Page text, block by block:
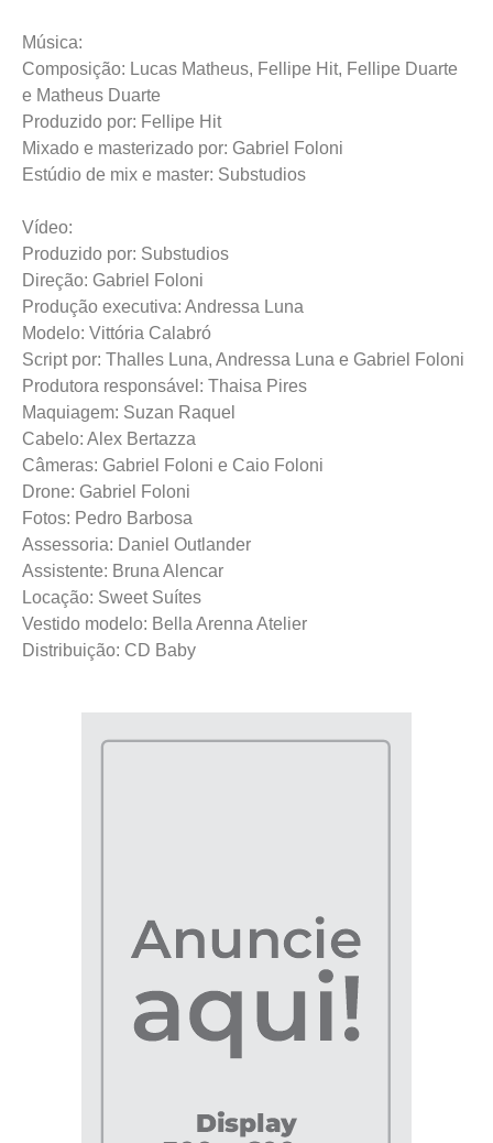
Música:
Composição: Lucas Matheus, Fellipe Hit, Fellipe Duarte
e Matheus Duarte
Produzido por: Fellipe Hit
Mixado e masterizado por: Gabriel Foloni
Estúdio de mix e master: Substudios
Vídeo:
Produzido por: Substudios
Direção: Gabriel Foloni
Produção executiva: Andressa Luna
Modelo: Vittória Calabró
Script por: Thalles Luna, Andressa Luna e Gabriel Foloni
Produtora responsável: Thaisa Pires
Maquiagem: Suzan Raquel
Cabelo: Alex Bertazza
Câmeras: Gabriel Foloni e Caio Foloni
Drone: Gabriel Foloni
Fotos: Pedro Barbosa
Assessoria: Daniel Outlander
Assistente: Bruna Alencar
Locação: Sweet Suítes
Vestido modelo: Bella Arenna Atelier
Distribuição: CD Baby